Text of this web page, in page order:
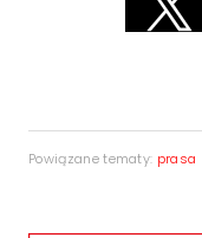
Powiązane tematy: prasa